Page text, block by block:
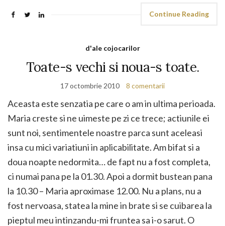
Continue Reading
d'ale cojocarilor
Toate-s vechi si noua-s toate.
17 octombrie 2010 8 comentarii
Aceasta este senzatia pe care o am in ultima perioada.
Maria creste si ne uimeste pe zi ce trece; actiunile ei
sunt noi, sentimentele noastre parca sunt aceleasi
insa cu mici variatiuni in aplicabilitate. Am bifat si a
doua noapte nedormita… de fapt nu a fost completa,
ci numai pana pe la 01.30. Apoi a dormit bustean pana
la 10.30 – Maria aproximase 12.00. Nu a plans, nu a
fost nervoasa, statea la mine in brate si se cuibarea la
pieptul meu intinzandu-mi fruntea sa i-o sarut. O